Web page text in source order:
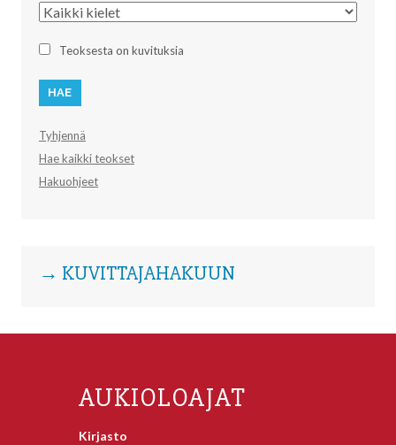
Kieli
Teoksesta on kuvituksia
Tyhjennä
Hae kaikki teokset
Hakuohjeet
→ KUVITTAJAHAKUUN
AUKIOLOAJAT
Kirjasto